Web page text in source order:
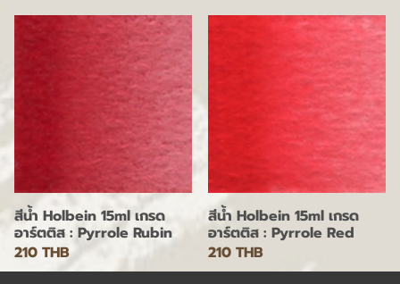
สีน้ำ Holbein 15ml เกรด
อาร์ตติส : Pyrrole Rubin
210 THB
สีน้ำ Holbein 15ml เกรด
อาร์ตติส : Pyrrole Red
210 THB